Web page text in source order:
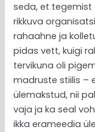
seda, et
rikkuva
rahaahne ja
pidas vett, kuigi
tervikuna oli
madruste stiilis –
ülemakstud, nii
vaja ja ka seal
ikka erameedia